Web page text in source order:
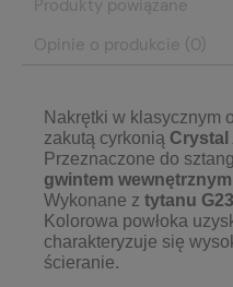
Produkty powiązane
Opinie o produkcie (0)
Nakrętki w klasycznym
zakutą cyrkonią Crystal
Przeznaczone do sztang
gwintem wewnętrznym
Wykonane z tytanu G23
Kolorowa powłoka
charakteryzuje się
ścieranie.